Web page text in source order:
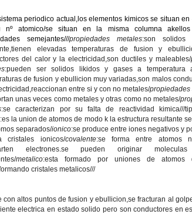
periodico actual,los elementos kimicos se situan en
nº atomico/se situan en la misma columna akellos
semejantes///propiedades metales:son solidos
elevadas temperaturas de fusion y
del calor y la electricidad,son ductiles y maleables/
:pueden ser solidos likidos y gases a temperatura
de fusion y ebullicion muy variadas,son malos
entre si y con no metales/propiedades
unas veces como metales y otras como no metales/
:se caracterizan por su falta de reactividad kimica///
:es la union de atomos de modo k la estructura resultante
separados/ionico:se produce entre iones negativos y
cristales ionicos/covalente:se forma entre atomos
electrones.se pueden originar
metalico:esta formado por uniones de atomos
cristales metalicos///
altos puntos de fusion y ebullicion,se fracturan al
electrica en estado solido pero son conductores en